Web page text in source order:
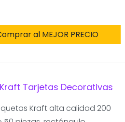
al MEJOR PRECIO
Kraft Tarjetas Decorativas
Kraft alta calidad 200